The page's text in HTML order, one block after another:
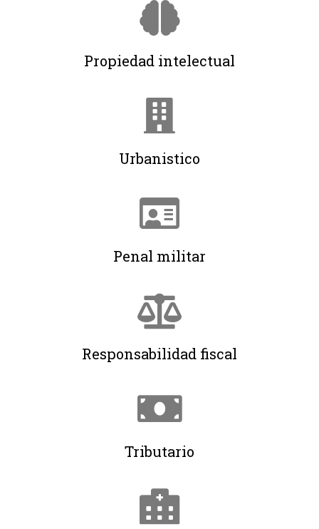
Propiedad intelectual
Urbanistico
Penal militar
Responsabilidad fiscal
Tributario